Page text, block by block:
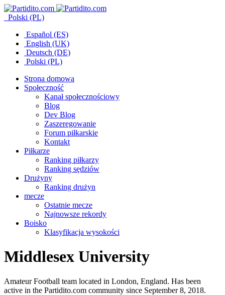
Polski (PL)
Español (ES)
English (UK)
Deutsch (DE)
Polski (PL)
Strona domowa
Społeczność
Kanał społecznościowy
Blog
Dev Blog
Zaszeregowanie
Forum piłkarskie
Kontakt
Piłkarze
Ranking piłkarzy
Ranking sędziów
Drużyny
Ranking drużyn
mecze
Ostatnie mecze
Najnowsze rekordy
Boisko
Klasyfikacja wysokości
Middlesex University
Amateur Football team located in London, England. Has been
active in the Partidito.com community since September 8, 2018.